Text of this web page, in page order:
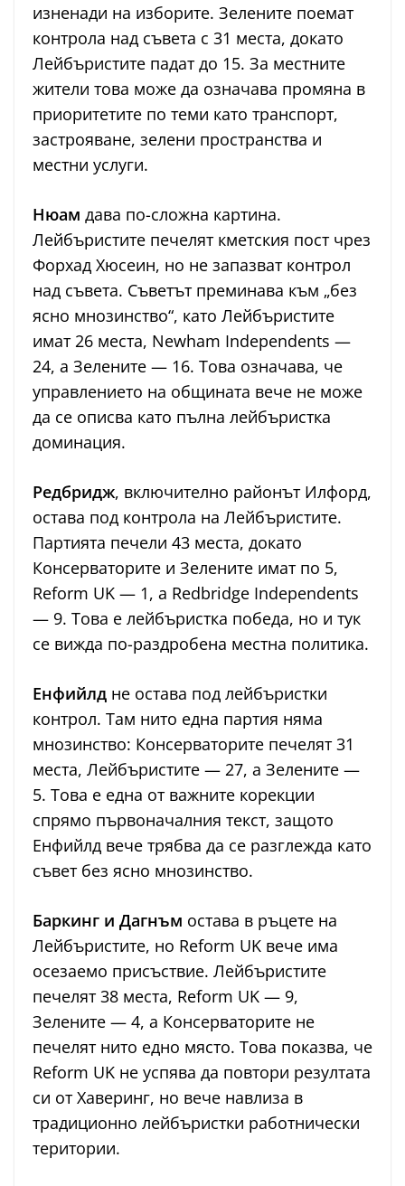
изненади на изборите. Зелените поемат
контрола над съвета с 31 места, докато
Лейбъристите падат до 15. За местните
жители това може да означава промяна в
приоритетите по теми като транспорт,
застрояване, зелени пространства и
местни услуги.
Нюам дава по-сложна картина.
Лейбъристите печелят кметския пост чрез
Форхад Хюсеин, но не запазват контрол
над съвета. Съветът преминава към „без
ясно мнозинство“, като Лейбъристите
имат 26 места, Newham Independents —
24, а Зелените — 16. Това означава, че
управлението на общината вече не може
да се описва като пълна лейбъристка
доминация.
Редбридж, включително районът Илфорд,
остава под контрола на Лейбъристите.
Партията печели 43 места, докато
Консерваторите и Зелените имат по 5,
Reform UK — 1, а Redbridge Independents
— 9. Това е лейбъристка победа, но и тук
се вижда по-раздробена местна политика.
Енфийлд не остава под лейбъристки
контрол. Там нито една партия няма
мнозинство: Консерваторите печелят 31
места, Лейбъристите — 27, а Зелените —
5. Това е една от важните корекции
спрямо първоначалния текст, защото
Енфийлд вече трябва да се разглежда като
съвет без ясно мнозинство.
Баркинг и Дагнъм остава в ръцете на
Лейбъристите, но Reform UK вече има
осезаемо присъствие. Лейбъристите
печелят 38 места, Reform UK — 9,
Зелените — 4, а Консерваторите не
печелят нито едно място. Това показва, че
Reform UK не успява да повтори резултата
си от Хаверинг, но вече навлиза в
традиционно лейбъристки работнически
територии.